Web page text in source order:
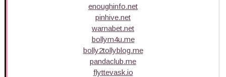
enoughinfo.net
pinhive.net
warnabet.net
bollym4u.me
bolly2tollyblog.me
pandaclub.me
flyttevask.io